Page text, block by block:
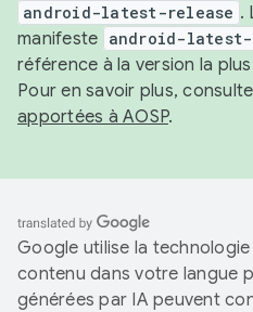
android-latest-release .
manifeste android-latest-
référence à la version la
Pour en savoir plus,
apportées à AOSP.
Google utilise la
contenu dans votre langue
générées par IA peuvent